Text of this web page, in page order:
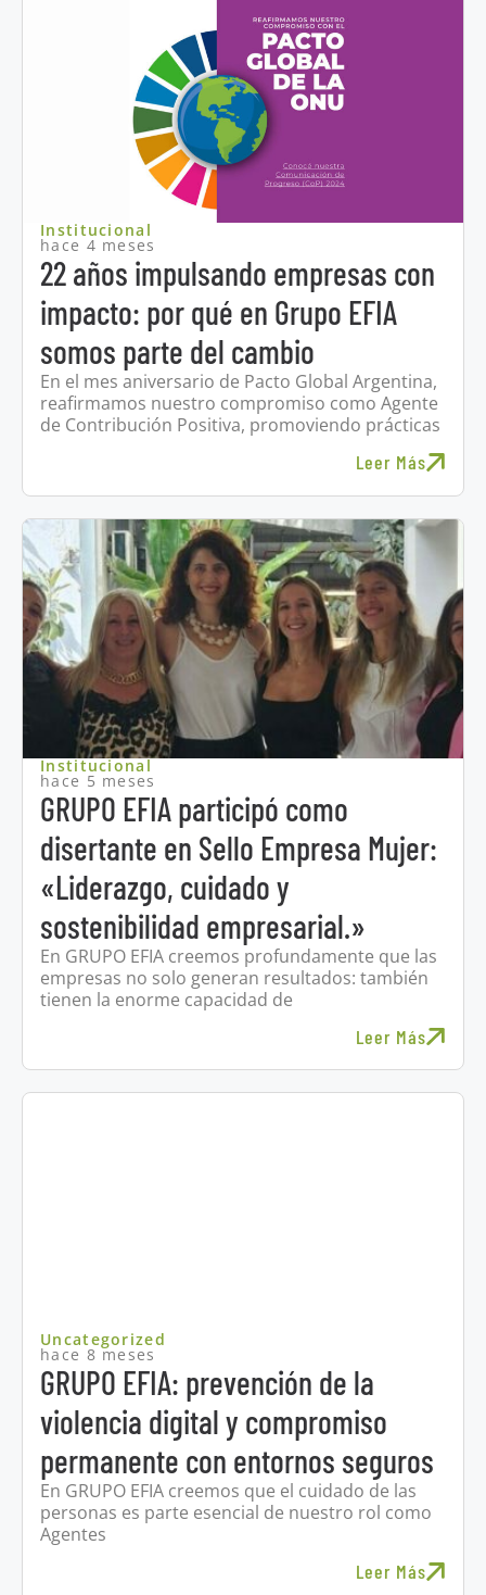
Institucional
hace 4 meses
22 años impulsando empresas con
impacto: por qué en Grupo EFIA
somos parte del cambio
En el mes aniversario de Pacto Global Argentina,
reafirmamos nuestro compromiso como Agente
de Contribución Positiva, promoviendo prácticas
Leer Más
Institucional
hace 5 meses
GRUPO EFIA participó como
disertante en Sello Empresa Mujer:
«Liderazgo, cuidado y
sostenibilidad empresarial.»
En GRUPO EFIA creemos profundamente que las
empresas no solo generan resultados: también
tienen la enorme capacidad de
Leer Más
Uncategorized
hace 8 meses
GRUPO EFIA: prevención de la
violencia digital y compromiso
permanente con entornos seguros
En GRUPO EFIA creemos que el cuidado de las
personas es parte esencial de nuestro rol como
Agentes
Leer Más